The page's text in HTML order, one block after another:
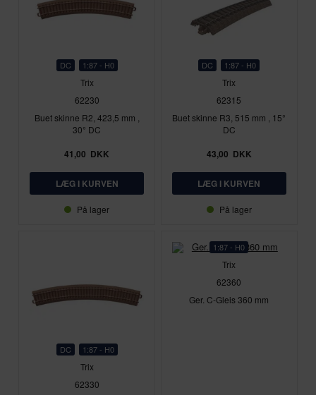
DC 1:87 - H0
Trix
62230
Buet skinne R2, 423,5 mm ,
30° DC
41,00 DKK
På lager
DC 1:87 - H0
Trix
62315
Buet skinne R3, 515 mm , 15°
DC
43,00 DKK
På lager
DC 1:87 - H0
Trix
62330
1:87 - H0
Trix
62360
Ger. C-Gleis 360 mm